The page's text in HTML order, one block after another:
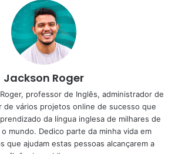
Jackson Roger
professor de Inglês, administrador de
de vários projetos online de sucesso que
da língua inglesa de milhares de
mundo. Dedico parte da minha vida em
que ajudam estas pessoas alcançarem a